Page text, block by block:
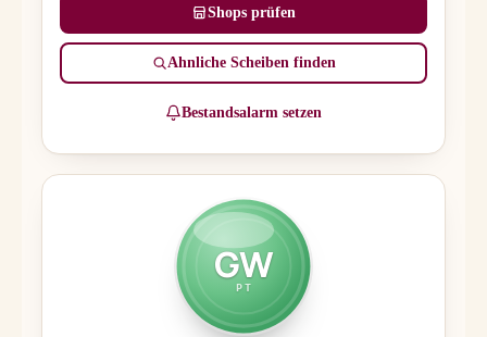
Shops prüfen
Ähnliche Scheiben finden
Bestandsalarm setzen
GW
PT